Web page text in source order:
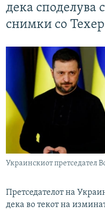
дека споделува
снимки со
Украинскиот претседател
Претседателот на
дека во текот на